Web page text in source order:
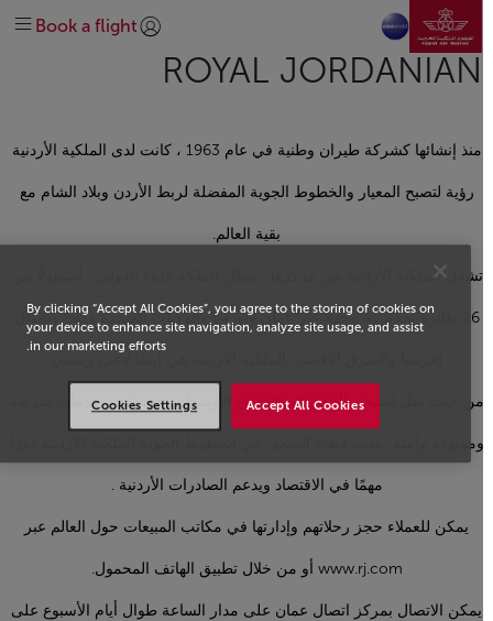
تخطي إلى المحتوى الرئيسي
انتقل إلى الصفحةتسجيل الدخول | انضم)
Book a flight
ROYAL JORDANIAN
منذ إنشائها كشركة طيران وطنية في عام 1963 ، كانت لدى الملكية الأردنية
رؤية لتصبح المعيار والخطوط الجوية المفضلة لربط الأردن وبلاد الشام مع
بقية العالم.
تشغل الملكية الأردنية من مركزها ، مطار الملكة علياء الدولي ، أسطولًا من
26 طائرة تخدم 45 وجهة عبر عمان وأوروبا والولايات المتحدة وكندا وشمال
من حيث نقل الشحن الجوي في الشرق الأوسط ، حيث تقدم خدمات سريعة
وموثوقة وآمنة. يلعب قطاع الشحن في الخطوط الجوية الملكية الأردنية دورًا
مهمًا في الاقتصاد ويدعم الصادرات الأردنية .
يمكن للعملاء حجز رحلاتهم وإدارتها في مكاتب المبيعات حول العالم عبر
www.rj.com أو من خلال تطبيق الهاتف المحمول.
يمكن الاتصال بمركز اتصال عمان على مدار الساعة طوال أيام الأسبوع على
Plan your trip
Extras
Manage
Explore offers
الرائجة
وجهاتنا
explore-quicklinks-title
Route Map
Our Network
At the airport
On-board
About us
Economy Class
Business Class
Before travel
Special needs
Help & Support
Contact us
Discover Safar Flyer loyalty
Earn and spend miles
Get help
By clicking “Accept All Cookies”, you agree to the storing of cookies on
your device to enhance site navigation, analyze site usage, and assist
in our marketing efforts.
Accept All Cookies
Cookies Settings